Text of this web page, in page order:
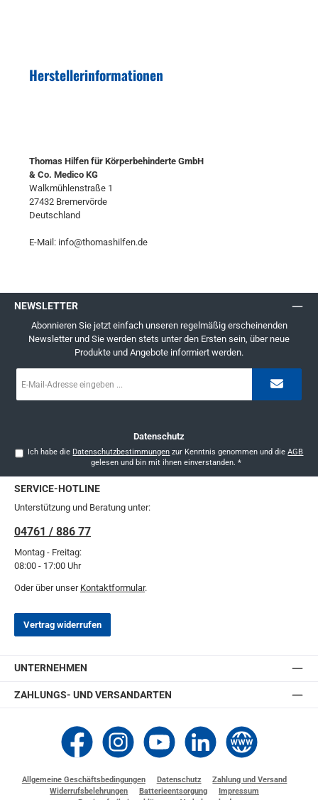
Herstellerinformationen
Thomas Hilfen für Körperbehinderte GmbH
& Co. Medico KG
Walkmühlenstraße 1
27432 Bremervörde
Deutschland
E-Mail: info@thomashilfen.de
NEWSLETTER
Abonnieren Sie jetzt einfach unseren regelmäßig erscheinenden
Newsletter und Sie werden stets unter den Ersten sein, über neue
Produkte und Angebote informiert werden.
Mail-
Datenschutz
Ich habe die Datenschutzbestimmungen zur Kenntnis genommen und dieAGB
gelesen und bin mit ihnen einverstanden. *
SERVICE-HOTLINE
Unterstützung und Beratung unter:
04761 / 886 77
Montag - Freitag:
08:00 - 17:00 Uhr
Oder über unser Kontaktformular.
Vertrag widerrufen
UNTERNEHMEN
ZAHLUNGS- UND VERSANDARTEN
Thomashilfen bei Facebook
Thomashilfen bei Instagram
Thomashilfen bei YouTube
Thomashilfen bei LinkedIn
Zur Website von
Allgemeine Geschäftsbedingungen Datenschutz
Zahlung und Versand
Widerrufsbelehrungen
Batterieentsorgung
Impressum